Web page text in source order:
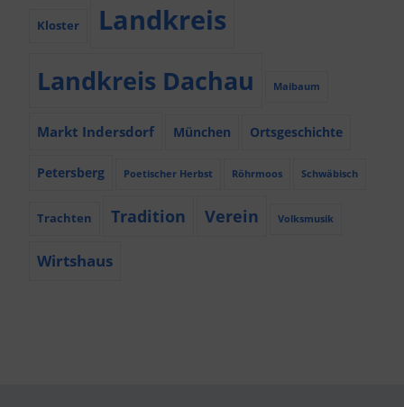
Kloster Landkreis
Landkreis Dachau Maibaum
Markt Indersdorf München Ortsgeschichte
Petersberg Poetischer Herbst Röhrmoos Schwäbisch
Trachten Tradition Verein Volksmusik
Wirtshaus